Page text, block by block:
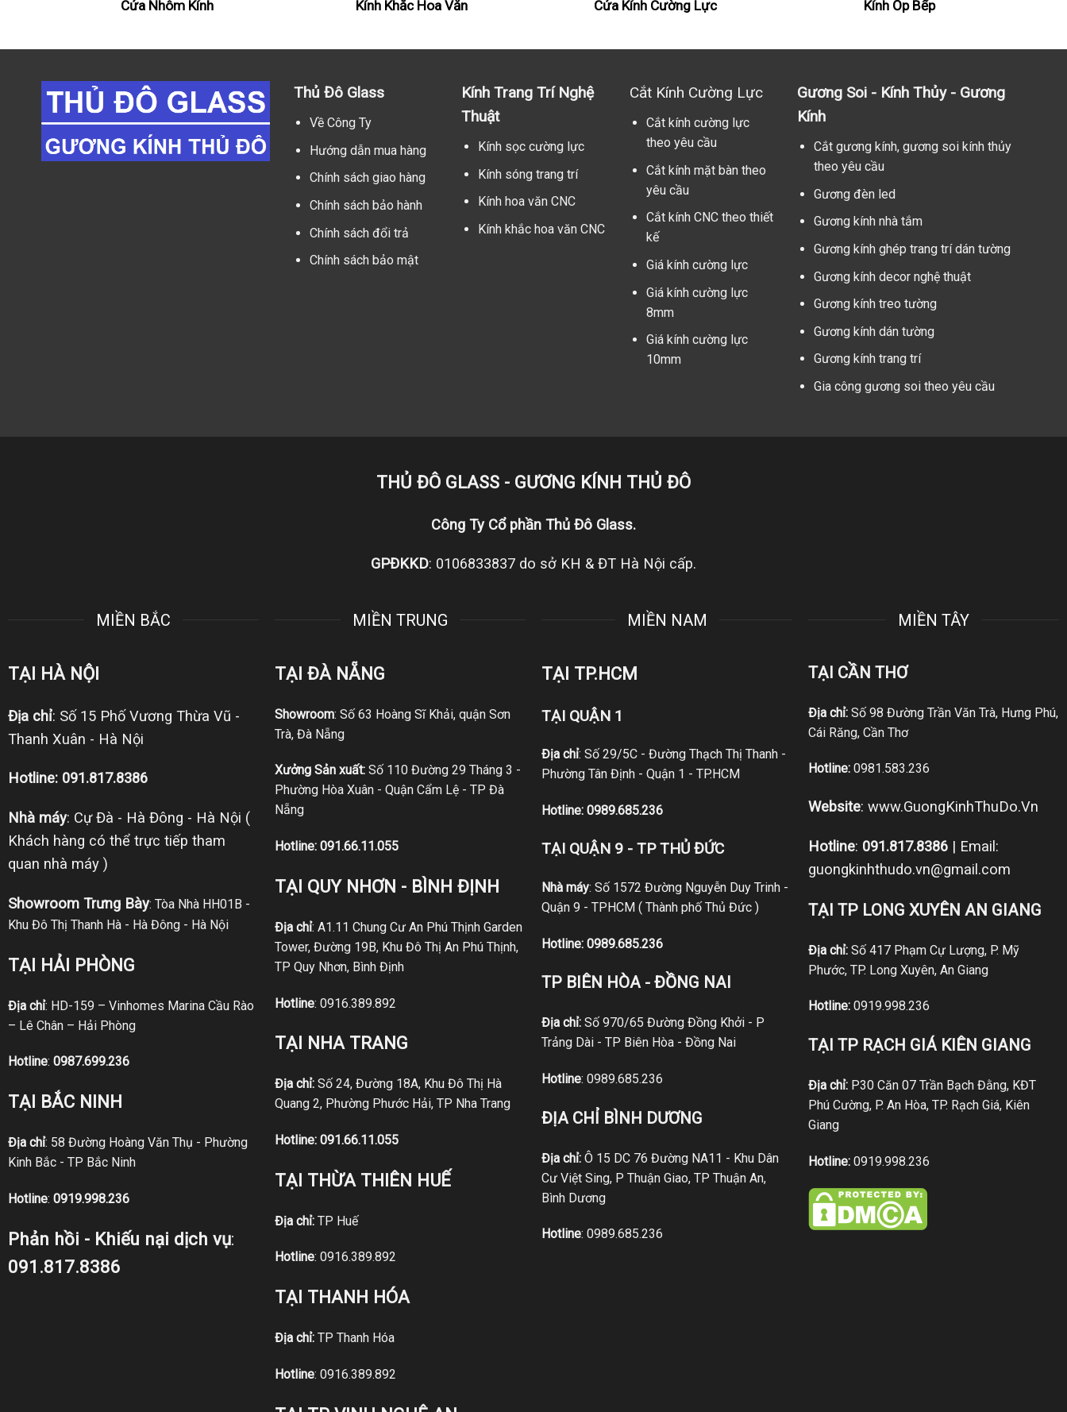
Cửa Nhôm Kính Kính Khắc Hoa Văn Cửa Kính Cường Lực Kính Ốp Bếp
Thủ Đô Glass
Về Công Ty
Hướng dẫn mua hàng
Chính sách giao hàng
Chính sách bảo hành
Chính sách đổi trả
Chính sách bảo mật
Kính Trang Trí Nghệ
Thuật
Kính sọc cường lực
Kính sóng trang trí
Kính hoa văn CNC
Kính khắc hoa văn CNC
Cắt Kính Cường Lực
Cắt kính cường lực
theo yêu cầu
Cắt kính mặt bàn theo
yêu cầu
Cắt kính CNC theo thiết
kế
Giá kính cường lực
Giá kính cường lực
8mm
Giá kính cường lực
10mm
Gương Soi - Kính Thủy - Gương
Kính
Cắt gương kính, gương soi kính thủy
theo yêu cầu
Gương đèn led
Gương kính nhà tắm
Gương kính ghép trang trí dán tường
Gương kính decor nghệ thuật
Gương kính treo tường
Gương kính dán tường
Gương kính trang trí
Gia công gương soi theo yêu cầu
THỦ ĐÔ GLASS - GƯƠNG KÍNH THỦ ĐÔ
Công Ty Cổ phần Thủ Đô Glass.
GPĐKKD: 0106833837 do sở KH & ĐT Hà Nội cấp.
MIỀN BẮC
TẠI HÀ NỘI
Địa chỉ: Số 15 Phố Vương Thừa Vũ -
Thanh Xuân - Hà Nội
Hotline: 091.817.8386
Nhà máy: Cự Đà - Hà Đông - Hà Nội (
Khách hàng có thể trực tiếp tham
quan nhà máy )
Showroom Trưng Bày: Tòa Nhà HH01B -
Khu Đô Thị Thanh Hà - Hà Đông - Hà Nội
TẠI HẢI PHÒNG
Địa chỉ: HD-159 – Vinhomes Marina Cầu Rào
– Lê Chân – Hải Phòng
Hotline: 0987.699.236
TẠI BẮC NINH
Địa chỉ: 58 Đường Hoàng Văn Thụ - Phường
Kinh Bắc - TP Bắc Ninh
Hotline: 0919.998.236
Phản hồi - Khiếu nại dịch vụ:
091.817.8386
MIỀN TRUNG
TẠI ĐÀ NẴNG
Showroom: Số 63 Hoàng Sĩ Khải, quận Sơn
Trà, Đà Nẵng
Xưởng Sản xuất:Số 110 Đường 29 Tháng 3 -
Phường Hòa Xuân - Quận Cẩm Lệ - TP Đà
Nẵng
Hotline: 091.66.11.055
TẠI QUY NHƠN - BÌNH ĐỊNH
Địa chỉ: A1.11 Chung Cư An Phú Thịnh Garden
Tower, Đường 19B, Khu Đô Thị An Phú Thịnh,
TP Quy Nhơn, Bình Định
Hotline: 0916.389.892
TẠI NHA TRANG
Địa chỉ:Số 24, Đường 18A, Khu Đô Thị Hà
Quang 2, Phường Phước Hải, TP Nha Trang
Hotline: 091.66.11.055
TẠI THỪA THIÊN HUẾ
Địa chỉ:TP Huế
Hotline: 0916.389.892
TẠI THANH HÓA
Địa chỉ:TP Thanh Hóa
Hotline: 0916.389.892
MIỀN NAM
TẠI TP.HCM
TẠI QUẬN 1
Địa chỉ: Số 29/5C - Đường Thạch Thị Thanh -
Phường Tân Định - Quận 1 - TP.HCM
Hotline: 0989.685.236
TẠI QUẬN 9 - TP THỦ ĐỨC
Nhà máy: Số 1572 Đường Nguyễn Duy Trinh -
Quận 9 - TPHCM ( Thành phố Thủ Đức )
Hotline: 0989.685.236
TP BIÊN HÒA - ĐỒNG NAI
Địa chỉ:Số 970/65 Đường Đồng Khởi - P
Trảng Dài - TP Biên Hòa - Đồng Nai
Hotline: 0989.685.236
ĐỊA CHỈ BÌNH DƯƠNG
Địa chỉ:Ô 15 DC 76 Đường NA11 - Khu Dân
Cư Việt Sing, P Thuận Giao, TP Thuận An,
Bình Dương
Hotline: 0989.685.236
MIỀN TÂY
TẠI CẦN THƠ
Địa chỉ:Số 98 Đường Trần Văn Trà, Hưng Phú,
Cái Răng, Cần Thơ
Hotline: 0981.583.236
Website: www.GuongKinhThuDo.Vn
Hotline: 091.817.8386| Email:
guongkinhthudo.vn@gmail.com
TẠI TP LONG XUYÊN AN GIANG
Địa chỉ:Số 417 Phạm Cự Lượng, P. Mỹ
Phước, TP. Long Xuyên, An Giang
Hotline: 0919.998.236
TẠI TP RẠCH GIÁ KIÊN GIANG
Địa chỉ:P30 Căn 07 Trần Bạch Đằng, KĐT
Phú Cường, P. An Hòa, TP. Rạch Giá, Kiên
Giang
Hotline: 0919.998.236